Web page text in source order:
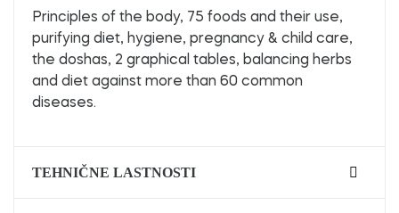
Principles of the body, 75 foods and their use,
purifying diet, hygiene, pregnancy & child care,
the doshas, 2 graphical tables, balancing herbs
and diet against more than 60 common
diseases.
TEHNIČNE LASTNOSTI